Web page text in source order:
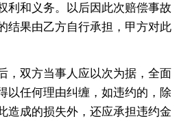
利和义务。以后因此次赔偿事故
结果由乙方自行承担，甲方对此
，双方当事人应以次为据，全面
以任何理由纠缠，如违约的，除
造成的损失外，还应承担违约金